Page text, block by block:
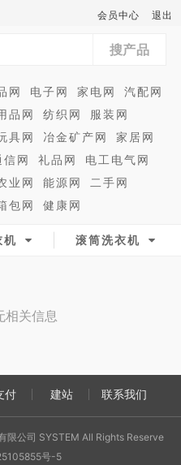
会员中心 退出
搜产品
网 电子网 家电网
汽配网
品网 纺织网
服装网
具网 冶金矿产网
家居网
信网 礼品网
电工电气网
业网 能源网
二手网
包网 健康网
机 滚筒洗衣机
相关信息
付 建站 联系我们
公司 SYSTEM All Rights Reserve
号-5